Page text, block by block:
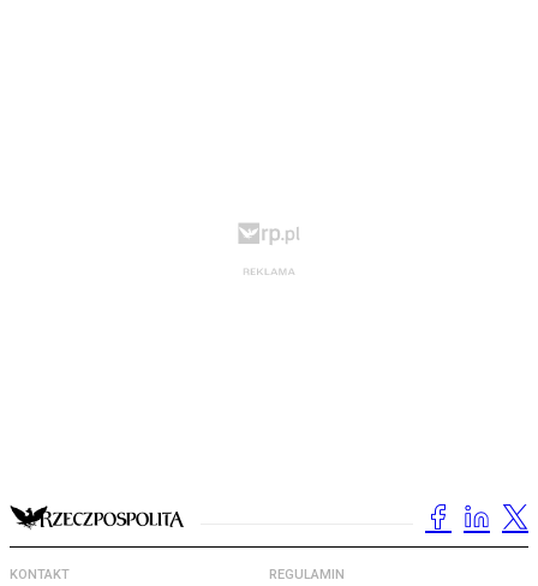
KONTAKT REGULAMIN